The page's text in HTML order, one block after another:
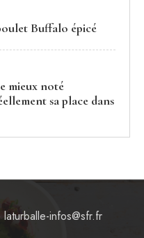
Buffalo épicé
mieux noté
sa place dans
infos@sfr.fr